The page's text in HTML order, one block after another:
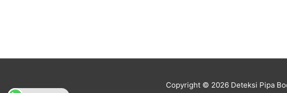
Copyright © 2026 Deteksi Pipa